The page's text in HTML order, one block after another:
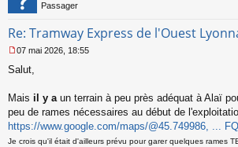
Passager
Re: Tramway Express de l'Ouest
e
s
g
e
n
07 mai 2026, 18:55
Salut,
Mais il y aun terrain à peu près adéquat à Alaï
peu de rames nécessaires au début de
https://www.google.com/maps/@45.749986, ...
Je crois qu'il était d'ailleurs prévu pour garer quelques rames